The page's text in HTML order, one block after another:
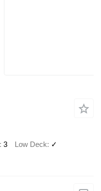
3 Low Deck ✓